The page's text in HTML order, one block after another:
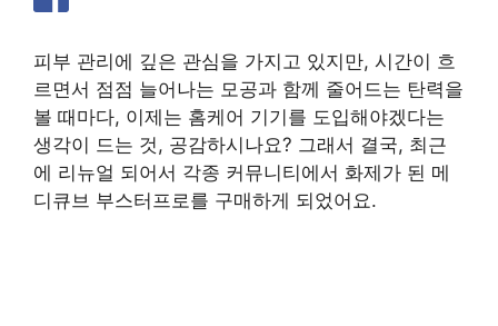
피부 관리에 깊은 관심을 가지고 있지만, 시간이 흐
르면서 점점 늘어나는 모공과 함께 줄어드는 탄력을
볼 때마다, 이제는 홈케어 기기를 도입해야겠다는
생각이 드는 것, 공감하시나요? 그래서 결국, 최근
에 리뉴얼 되어서 각종 커뮤니티에서 화제가 된 메
디큐브 부스터프로를 구매하게 되었어요.